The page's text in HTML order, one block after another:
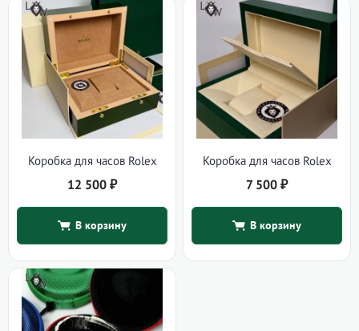
Коробка для часов Rolex
12 500 ₽
В корзину
Коробка для часов Rolex
7 500 ₽
В корзину